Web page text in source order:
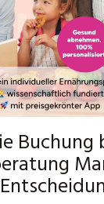
Buchung